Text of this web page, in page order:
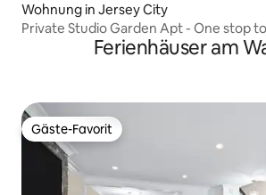
Wohnung in Jersey City
Private Studio Garden Apt - One stop
Ferienhäuser am
Gäste-Favorit
Gäste-Favorit